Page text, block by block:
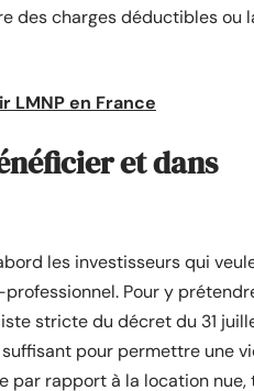
des charges déductibles ou
LMNP en France
et dans
les investisseurs qui
Pour y
stricte du décret du 31
pour permettre une
par rapport à la location nue,